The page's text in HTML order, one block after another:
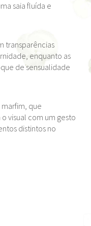
saia fluída e
transparências
enquanto as
de sensualidade
que
visual com um gesto
distintos no